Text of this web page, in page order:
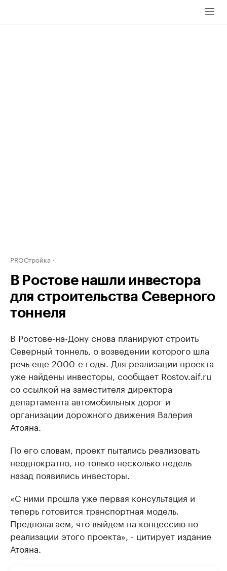
PROСтройка
В Ростове нашли инвестора
для строительства Северного
тоннеля
В Ростове-на-Дону снова планируют строить
Северный тоннель, о возведении которого шла
речь еще 2000-е годы. Для реализации проекта
уже найдены инвесторы, сообщает Rostov.aif.ru
со ссылкой на заместителя директора
департамента автомобильных дорог и
организации дорожного движения Валерия
Атояна.
По его словам, проект пытались реализовать
неоднократно, но только несколько недель
назад появились инвесторы.
«С ними прошла уже первая консультация и
теперь готовится транспортная модель.
Предполагаем, что выйдем на концессию по
реализации этого проекта», - цитирует издание
Атояна.